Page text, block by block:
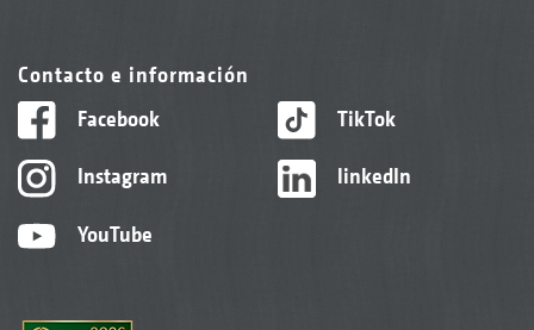
Contacto e información
Facebook
Instagram
YouTube
TikTok
linkedIn